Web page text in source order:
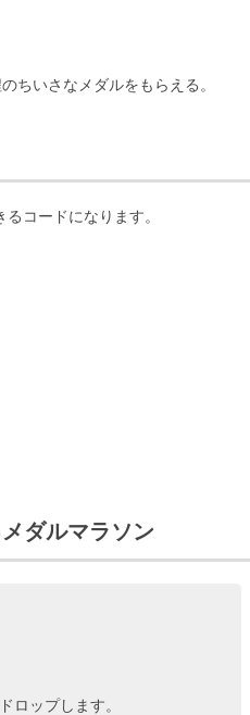
ちいさなメダルをもらえる。
コードになります。
ダルマラソン
ロップします。